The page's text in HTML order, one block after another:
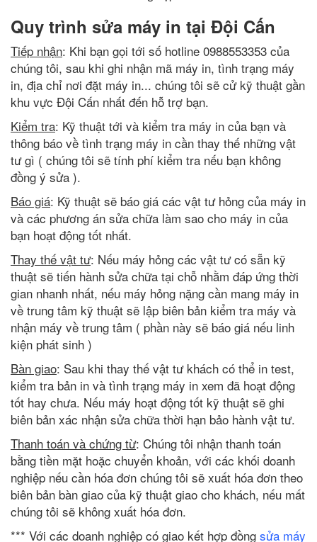
Quy trình sửa máy in tại Đội Cấn
Tiếp nhận: Khi bạn gọi tới số hotline 0988553353 của
chúng tôi, sau khi ghi nhận mã máy in, tình trạng máy
in, địa chỉ nơi đặt máy in... chúng tôi sẽ cử kỹ thuật gần
khu vực Đội Cấn nhất đến hỗ trợ bạn.
Kiểm tra: Kỹ thuật tới và kiểm tra máy in của bạn và
thông báo về tình trạng máy in cần thay thế những vật
tư gì ( chúng tôi sẽ tính phí kiểm tra nếu bạn không
đồng ý sửa ).
Báo giá: Kỹ thuật sẽ báo giá các vật tư hỏng của máy in
và các phương án sửa chữa làm sao cho máy in của
bạn hoạt động tốt nhất.
Thay thế vật tư: Nếu máy hỏng các vật tư có sẵn kỹ
thuật sẽ tiến hành sửa chữa tại chỗ nhằm đáp ứng thời
gian nhanh nhất, nếu máy hỏng nặng cần mang máy in
về trung tâm kỹ thuật sẽ lập biên bản kiểm tra máy và
nhận máy về trung tâm ( phần này sẽ báo giá nếu linh
kiện phát sinh )
Bàn giao: Sau khi thay thế vật tư khách có thể in test,
kiểm tra bản in và tình trạng máy in xem đã hoạt động
tốt hay chưa. Nếu máy hoạt động tốt kỹ thuật sẽ ghi
biên bản xác nhận sửa chữa thời hạn bảo hành vật tư.
Thanh toán và chứng từ: Chúng tôi nhận thanh toán
bằng tiền mặt hoặc chuyển khoản, với các khối doanh
nghiệp nếu cần hóa đơn chúng tôi sẽ xuất hóa đơn theo
biên bản bàn giao của kỹ thuật giao cho khách, nếu mất
chúng tôi sẽ không xuất hóa đơn.
*** Với các doanh nghiệp có giao kết hợp đồng sửa máy